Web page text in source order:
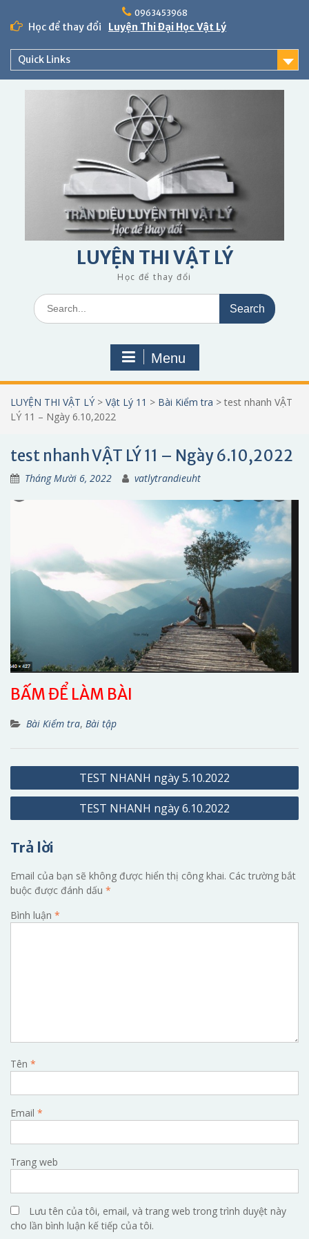
content
0963453968
Học để thay đổi Luyện Thi Đại Học Vật Lý
Quick Links
LUYỆN THI VẬT LÝ
Học để thay đổi
Search
for:
Menu
LUYỆN THI VẬT LÝ > Vật Lý 11 > Bài Kiểm tra > test nhanh VẬT
LÝ 11 – Ngày 6.10,2022
test nhanh VẬT LÝ 11 – Ngày 6.10,2022
Tháng Mười 6, 2022 vatlytrandieuht
BẤM ĐỂ LÀM BÀI
Bài Kiểm tra, Bài tập
Điều
hướng
TEST NHANH ngày 5.10.2022
TEST NHANH ngày 6.10.2022
Trả lời
Email của bạn sẽ không được hiển thị công khai. Các trường bắt
buộc được đánh dấu *
Bình luận *
Tên *
Email *
Trang web
Lưu tên của tôi, email, và trang web trong trình duyệt này
cho lần bình luận kế tiếp của tôi.